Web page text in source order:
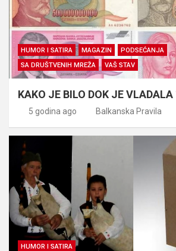
HUMOR I SATIRA MAGAZIN
PODSEĆANJA
SA DRUŠTVENIH MREŽA
VAŠ STAV
KAKO JE BILO DOK JE VLADALA
5 godina ago Balkanska Pravila
HUMOR I SATIRA